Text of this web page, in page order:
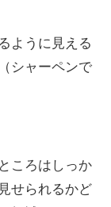
ように見える
シャーペンで
ころはしっか
せられるかど